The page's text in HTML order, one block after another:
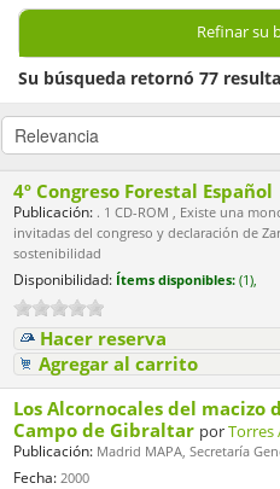
Refinar su
Su búsqueda retornó 77
4º Congreso Forestal Español
Publicación: . 1 CD-ROM , Existe una
invitadas del congreso y declaración de
sostenibilidad
Disponibilidad: Ítems disponibles: (1),
Hacer reserva
Agregar al carrito
Los Alcornocales del macizo
Campo de Gibraltar porTorres
Publicación: Madrid MAPA, Secretaría
Fecha: 2000